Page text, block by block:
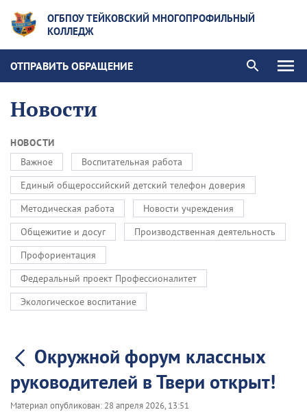
ОГБПОУ ТЕЙКОВСКИЙ МНОГОПРОФИЛЬНЫЙ
КОЛЛЕДЖ
ОТПРАВИТЬ ОБРАЩЕНИЕ
Новости
НОВОСТИ
Важное
Воспитательная работа
Единый общероссийский детский телефон доверия
Методическая работа
Новости учреждения
Общежитие и досуг
Производственная деятельность
Профориентация
Федеральный проект Профессионалитет
Экологическое воспитание
Окружной форум классных
руководителей в Твери открыт!
Материал опубликован: 28 апреля 2026, 13:51